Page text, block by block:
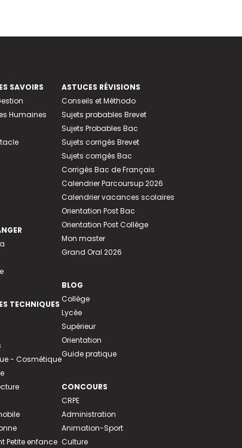
SAVOIRS
Humaines
TECHNIQUES
- Cosmétique
Petite enfance
ASTUCES RÉVISIONS
Conseils et Méthodo
Sujets probables Brevet
Sujets Probables Bac
Sujets corrigés Brevet
Sujets corrigés Bac
Corrigés Bac de Français
Calendrier Parcoursup 2026
Calendrier vacances scolaires
Orientation Post Bac
Orientation Post Collège
Mon master
Grand Oral 2026
BLOG
Collège
Lycée
Supérieur
Orientation
Guide pratique
CONCOURS
CRPE
Administration
Animation-Sport
Culture